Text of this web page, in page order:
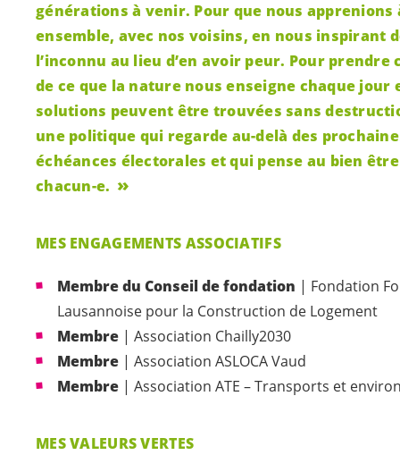
générations à venir. Pour que nous apprenions
ensemble, avec nos voisins, en nous inspirant
l’inconnu au lieu d’en avoir peur. Pour prendre
de ce que la nature nous enseigne chaque jour
solutions peuvent être trouvées sans
une politique qui regarde au-delà des
échéances électorales et qui pense au bien
chacun-e.
MES ENGAGEMENTS ASSOCIATIFS
Membre du Conseil de fondation | Fondation
Lausannoise pour la Construction de Logement
Membre | Association Chailly2030
Membre | Association ASLOCA Vaud
Membre | Association ATE – Transports et
MES VALEURS VERTES